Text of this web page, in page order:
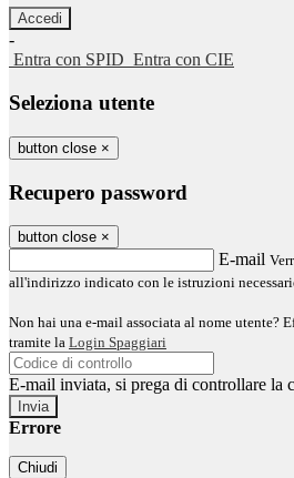
-
Entra con SPID Entra con CIE
Seleziona utente
button close ×
Recupero password
button close ×
E-mail
all'indirizzo indicato con le istruzioni
Non hai una e-mail associata al nome utente?
tramite la Login Spaggiari
E-mail inviata, si prega di controllare la
Errore
Chiudi